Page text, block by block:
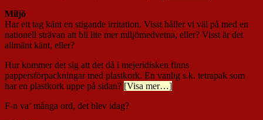
Miljö
Har ett tag känt en stigande irritation. Visst håller vi väl på med en
nationell strävan att bli lite mer miljömedvetna, eller? Visst är det
allmänt känt, eller?
Hur kommer det sig att det då i mejeridisken finns
pappersförpackningar med plastkork. En vanlig s.k. tetrapak som
har en plastkork uppe på sidan? [Visa mer…]
F-n va’ många ord, det blev idag?